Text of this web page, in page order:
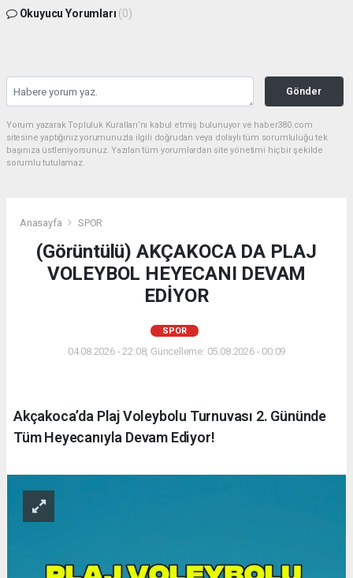
Okuyucu Yorumları (0)
Gönder
Yorum yazarak Topluluk Kuralları’nı kabul etmiş bulunuyor ve haber380.com
sitesine yaptığınız yorumunuzla ilgili doğrudan veya dolaylı tüm sorumluluğu tek
başınıza üstleniyorsunuz. Yazılan tüm yorumlardan site yönetimi hiçbir şekilde
sorumlu tutulamaz.
Anasayfa SPOR
(Görüntülü) AKÇAKOCA DA PLAJ
VOLEYBOL HEYECANI DEVAM
EDİYOR
SPOR
04.08.2026 - 22:08, Güncelleme: 05.08.2026 - 00:09
Akçakoca’da Plaj Voleybolu Turnuvası 2. Gününde
Tüm Heyecanıyla Devam Ediyor!